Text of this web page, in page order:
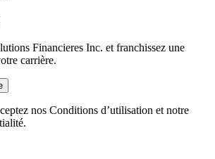
Financieres Inc. et franchissez une
carrière.
nos Conditions d’utilisation et notre